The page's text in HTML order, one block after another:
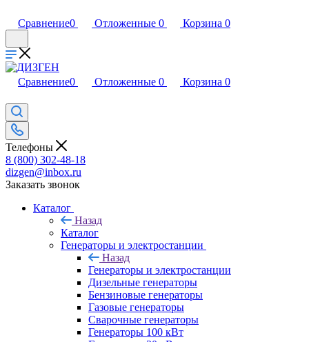
Сравнение0 Отложенные 0 Корзина 0
Сравнение0 Отложенные 0 Корзина 0
Телефоны
8 (800) 302-48-18
dizgen@inbox.ru
Заказать звонок
Каталог
Назад
Каталог
Генераторы и электростанции
Назад
Генераторы и электростанции
Дизельные генераторы
Бензиновые генераторы
Газовые генераторы
Сварочные генераторы
Генераторы 100 кВт